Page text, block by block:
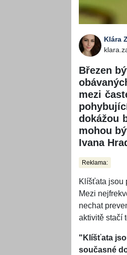
Klára
Březen
mezi
dokážou
mohou
Ivana
Reklama:
Klíšťata jsou
Mezi
nechat
aktivitě stačí
"Klíšťata
současné